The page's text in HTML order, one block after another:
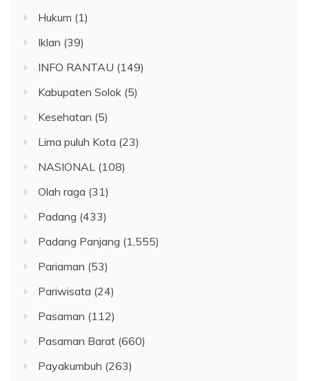
Hukum (1)
Iklan (39)
INFO RANTAU (149)
Kabupaten Solok (5)
Kesehatan (5)
Lima puluh Kota (23)
NASIONAL (108)
Olah raga (31)
Padang (433)
Padang Panjang (1,555)
Pariaman (53)
Pariwisata (24)
Pasaman (112)
Pasaman Barat (660)
Payakumbuh (263)